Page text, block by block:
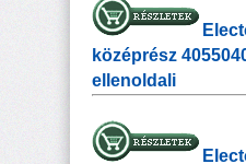
középrész
ellenoldali